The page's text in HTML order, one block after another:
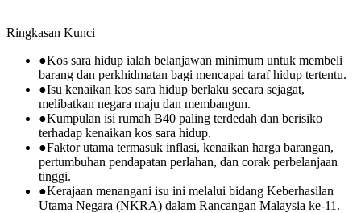
Ringkasan Kunci
●Kos sara hidup ialah belanjawan minimum untuk membeli
barang dan perkhidmatan bagi mencapai taraf hidup tertentu.
●Isu kenaikan kos sara hidup berlaku secara sejagat,
melibatkan negara maju dan membangun.
●Kumpulan isi rumah B40 paling terdedah dan berisiko
terhadap kenaikan kos sara hidup.
●Faktor utama termasuk inflasi, kenaikan harga barangan,
pertumbuhan pendapatan perlahan, dan corak perbelanjaan
tinggi.
●Kerajaan menangani isu ini melalui bidang Keberhasilan
Utama Negara (NKRA) dalam Rancangan Malaysia ke-11.